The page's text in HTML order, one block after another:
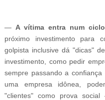
— A vítima entra num
próximo investimento para
golpista inclusive dá "dicas"
investimento, como pedir
sempre passando a
uma empresa idônea,
"clientes" como prova